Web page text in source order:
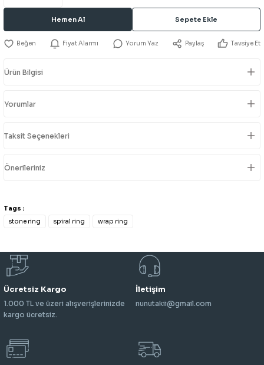
Hemen Al Sepete Ekle
Fiyat Alarmı Yorum Yaz Paylaş Tavsiye Et
Ürün Bilgisi
Yorumlar
Taksit Seçenekleri
Önerileriniz
Tags :
stone ring
spiral ring wrap ring
Ücretsiz Kargo
1.000 TL ve üzeri alışverişlerinizde
kargo ücretsiz.
İletişim
nunutakii@gmail.com